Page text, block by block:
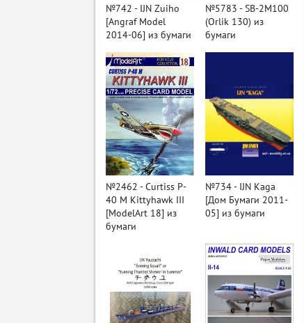
№742 - IJN Zuiho
[Angraf Model
2014-06] из бумаги
№5783 - SB-2M100
(Orlik 130) из
бумаги
№2462 - Curtiss P-
40 M Kittyhawk III
[ModelArt 18] из
бумаги
№734 - IJN Kaga
[Дом Бумаги 2011-
05] из бумаги